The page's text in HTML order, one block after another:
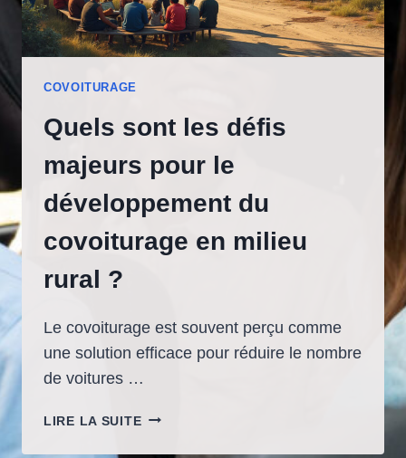
COVOITURAGE
Quels sont les défis
majeurs pour le
développement du
covoiturage en milieu
rural ?
Le covoiturage est souvent perçu comme
une solution efficace pour réduire le nombre
de voitures …
LIRE LA SUITEQUELS